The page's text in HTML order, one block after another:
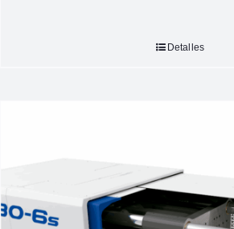
Detalles